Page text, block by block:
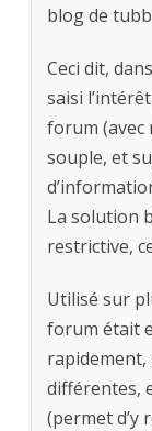
blog de
Ceci dit,
saisi
forum (avec
souple, et
La solution
restrictive,
Utilisé sur
forum était
rapidement,
différentes,
(permet d’y